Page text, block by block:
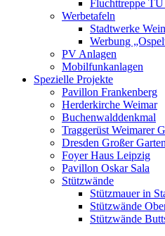
Fluchttreppe
Werbetafeln
Stadtwerke
Werbung
PV Anlagen
Mobilfunkanlagen
Spezielle Projekte
Pavillon Frankenberg
Herderkirche Weimar
Buchenwalddenkmal
Traggerüst Weimarer
Dresden Großer Garten
Foyer Haus Leipzig
Pavillon Oskar Sala
Stützwände
Stützmauer in
Stützwände
Stützwände